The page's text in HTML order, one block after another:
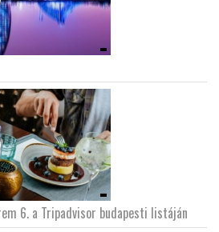
6. a Tripadvisor budapesti listáján